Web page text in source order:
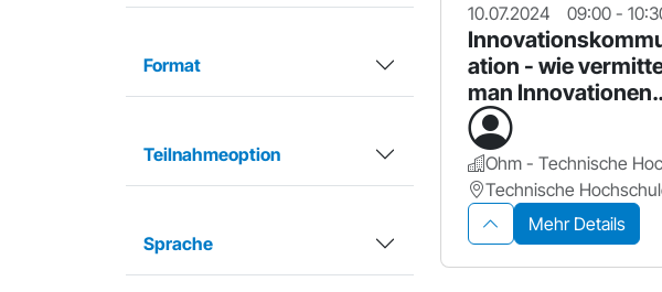
Format
Teilnahmeoption
Sprache
10.07.2024 09:00 -
ation - wie
man Innovationen
richtig?
Mehr Details